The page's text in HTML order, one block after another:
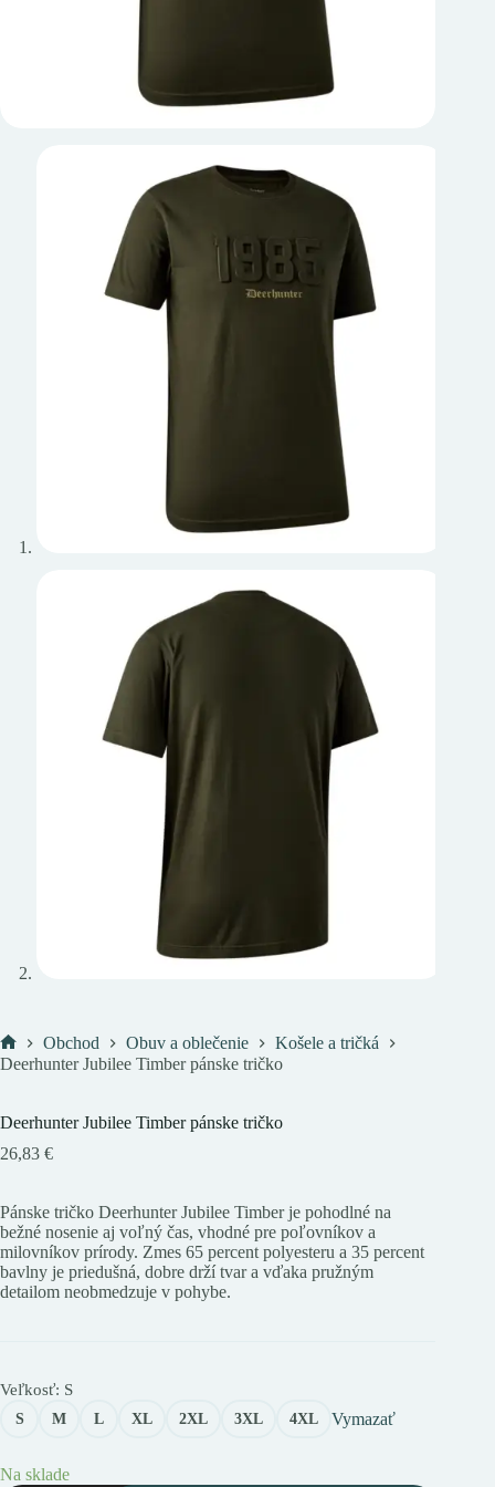
Domov
Obchod Obuv a oblečenie
Košele a tričká
Deerhunter Jubilee Timber pánske tričko
Deerhunter Jubilee Timber pánske tričko
26,83 €
Pánske tričko Deerhunter Jubilee Timber je pohodlné na
bežné nosenie aj voľný čas, vhodné pre poľovníkov a
milovníkov prírody. Zmes 65 percent polyesteru a 35 percent
bavlny je priedušná, dobre drží tvar a vďaka pružným
detailom neobmedzuje v pohybe.
Veľkosť: S
S M L XL 2XL 3XL 4XL Vymazať
Na sklade